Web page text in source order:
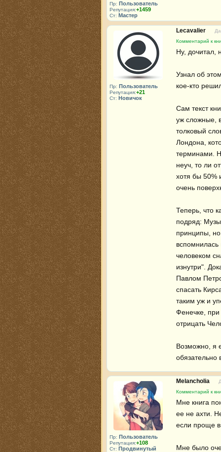
Пр: Пользователь
Репутация:+1459
Ст: Мастер
Пр: Пользователь
Репутация:+21
Ст: Новичок
Lecavalier
Комментарий к
Ну, дочитал,
Узнал об
кое-кто
Сам текст
уж сложные,
толковый
Лондона,
терминами.
неуч, то ли
хотя бы 50%
очень
Теперь, что
подряд:
принципы,
человеком
изнутри".
Павлом
спасать
таким уж и
Фенечке,
отрицать
Возможно, я
обязательно
Пр: Пользователь
Репутация:+108
Ст: Продвинутый
Melancholia
Комментарий к
Мне книга
ее не ахти.
если проще
Мне было